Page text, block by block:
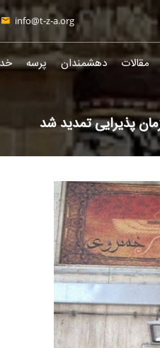
info@t-z-a.org
مقالات دهشمندان پرسه
پذیرایی تمدید شد